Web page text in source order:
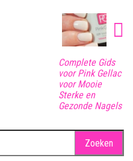
Complete Gids
voor Pink Gellac
voor Mooie
Sterke en
Gezonde Nagels